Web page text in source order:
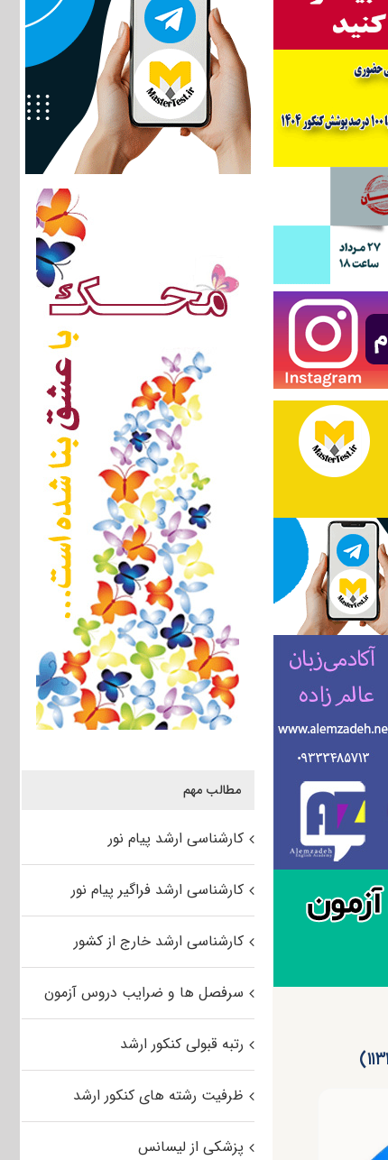
مطالب مهم
کارشناسی ارشد پیام نور
کارشناسی ارشد فراگیر پیام نور
کارشناسی ارشد خارج از کشور
سرفصل ها و ضرایب دروس آزمون
رتبه قبولی کنکور ارشد
ظرفیت رشته های کنکور ارشد
پزشکی از لیسانس